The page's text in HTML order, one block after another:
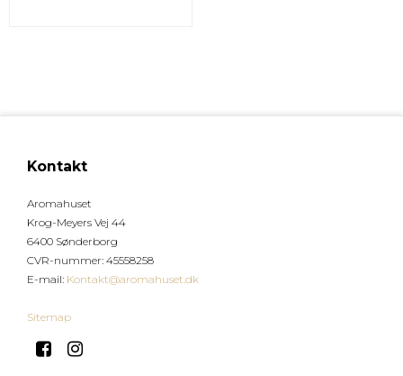
Kontakt
Aromahuset
Krog-Meyers Vej 44
6400 Sønderborg
CVR-nummer: 45558258
E-mail: Kontakt@aromahuset.dk
Sitemap